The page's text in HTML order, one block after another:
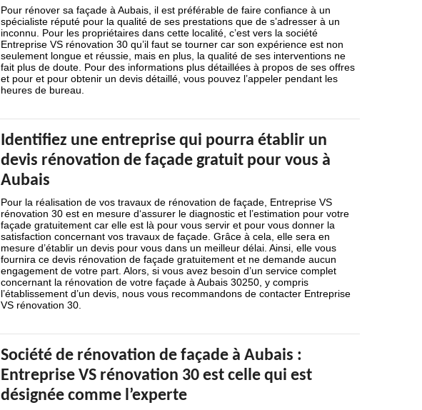
Pour rénover sa façade à Aubais, il est préférable de faire confiance à un
spécialiste réputé pour la qualité de ses prestations que de s’adresser à un
inconnu. Pour les propriétaires dans cette localité, c’est vers la société
Entreprise VS rénovation 30 qu’il faut se tourner car son expérience est non
seulement longue et réussie, mais en plus, la qualité de ses interventions ne
fait plus de doute. Pour des informations plus détaillées à propos de ses offres
et pour et pour obtenir un devis détaillé, vous pouvez l’appeler pendant les
heures de bureau.
Identifiez une entreprise qui pourra établir un
devis rénovation de façade gratuit pour vous à
Aubais
Pour la réalisation de vos travaux de rénovation de façade, Entreprise VS
rénovation 30 est en mesure d‘assurer le diagnostic et l’estimation pour votre
façade gratuitement car elle est là pour vous servir et pour vous donner la
satisfaction concernant vos travaux de façade. Grâce à cela, elle sera en
mesure d’établir un devis pour vous dans un meilleur délai. Ainsi, elle vous
fournira ce devis rénovation de façade gratuitement et ne demande aucun
engagement de votre part. Alors, si vous avez besoin d’un service complet
concernant la rénovation de votre façade à Aubais 30250, y compris
l’établissement d’un devis, nous vous recommandons de contacter Entreprise
VS rénovation 30.
Société de rénovation de façade à Aubais :
Entreprise VS rénovation 30 est celle qui est
désignée comme l’experte